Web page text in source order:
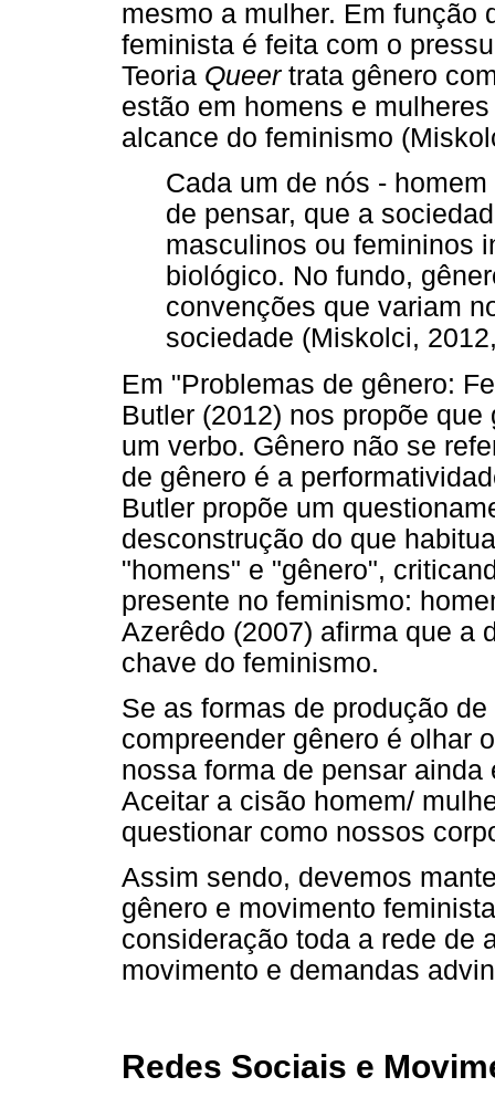
mesmo a mulher. Em função
feminista é feita com o
Teoria Queer trata gênero
estão em homens e
alcance do feminismo
Cada um de nós -
de pensar, que a
masculinos ou femininos
biológico. No fundo,
convenções que variam
sociedade (Miskolci,
Em "Problemas de gênero:
Butler (2012) nos propõe
um verbo. Gênero não se
de gênero é a
Butler propõe um
desconstrução do que
"homens" e "gênero",
presente no feminismo:
Azerêdo (2007) afirma que a
chave do feminismo.
Se as formas de produção
compreender gênero é olhar
nossa forma de pensar
Aceitar a cisão homem/
questionar como nossos
Assim sendo, devemos
gênero e movimento
consideração toda a rede de
movimento e demandas
Redes Sociais e